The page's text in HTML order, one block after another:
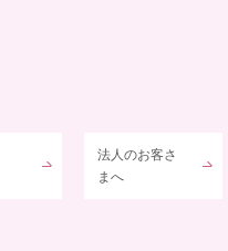
法人のお客さ
まへ